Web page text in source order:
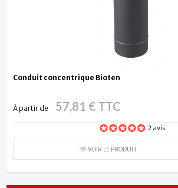
Conduit concentrique Bioten
À partir de 57,81 € TTC
2 avis
VOIR LE PRODUIT